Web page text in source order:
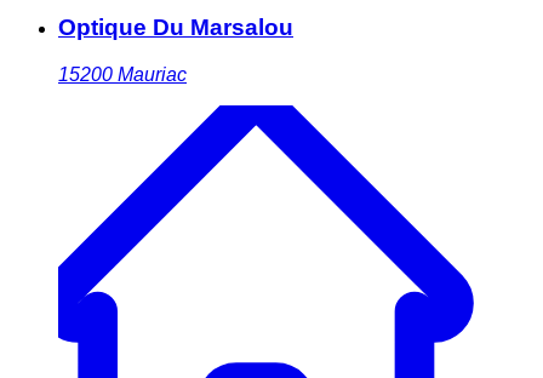
Optique Du Marsalou
15200 Mauriac